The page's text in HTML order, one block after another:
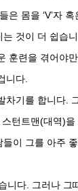
몸을 ‘V’자 혹
것이 더 쉽습
훈련을 겪어야
니다.
차기를 합니다.
턴트맨(대역)
이 그를 아주
니다. 그러나 그